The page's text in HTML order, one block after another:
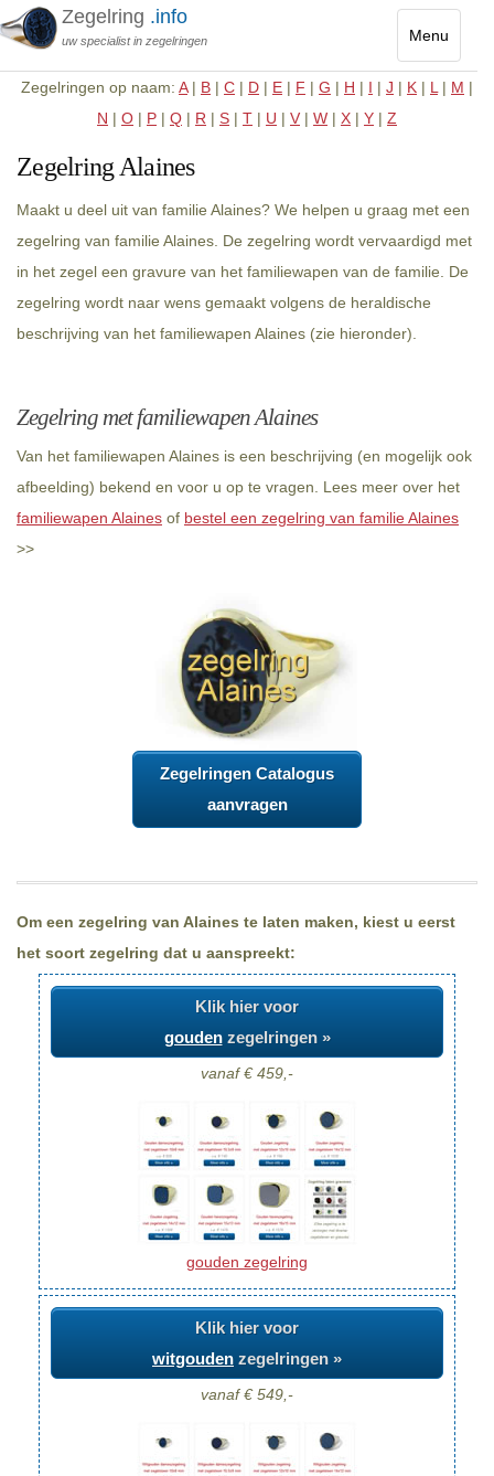
Menu
Toggle
Zegelring .info
uw specialist in zegelringen
Zegelringen op naam: A| B | C | D | E | F | G | H | I | J | K | L | M |
N | O | P | Q | R | S | T | U | V | W | X | Y | Z
Zegelring Alaines
Maakt u deel uit van familie Alaines? We helpen u graag met een
zegelring van familie Alaines. De zegelring wordt vervaardigd met
in het zegel een gravure van het familiewapen van de familie. De
zegelring wordt naar wens gemaakt volgens de heraldische
beschrijving van het familiewapen Alaines (zie hieronder).
Zegelring met familiewapen Alaines
Van het familiewapen Alaines is een beschrijving (en mogelijk ook
afbeelding) bekend en voor u op te vragen. Lees meer over het
familiewapen Alaines of bestel een zegelring van familie Alaines
>>
Zegelringen Catalogus
aanvragen
Om een zegelring van Alaines te laten maken, kiest u eerst
het soort zegelring dat u aanspreekt:
Klik hier voor
goudenzegelringen »
vanaf € 459,-
gouden zegelring
Klik hier voor
witgouden zegelringen »
vanaf € 549,-